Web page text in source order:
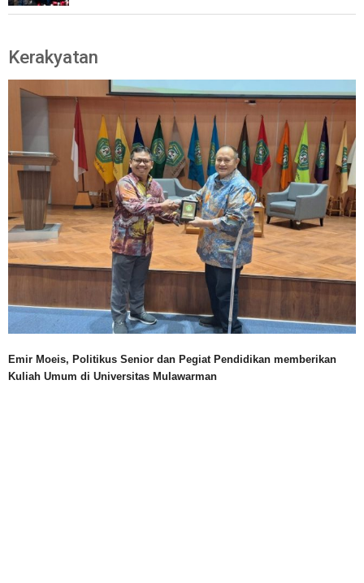
Kerakyatan
Emir Moeis, Politikus Senior dan Pegiat Pendidikan memberikan
Kuliah Umum di Universitas Mulawarman